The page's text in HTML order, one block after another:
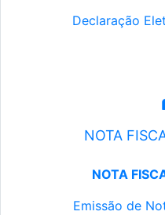
Declaração
NOTA
NOTA
Emissão de